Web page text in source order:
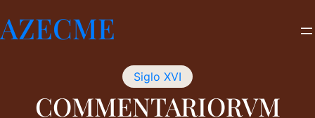
al
contenido
AZECME
Siglo XVI
COMMENTARIORVM